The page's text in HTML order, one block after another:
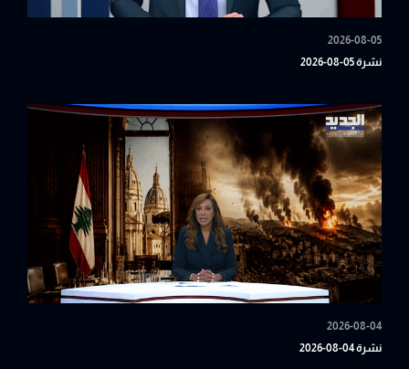
2026-08-05
نشرة 05-08-2026
2026-08-04
نشرة 04-08-2026